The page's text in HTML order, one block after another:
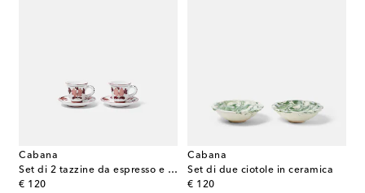
Cabana
Set di 2 tazzine da espresso e piattini in ceramica
€ 120
original price
Cabana
Set di due ciotole in ceramica
€ 120
original price